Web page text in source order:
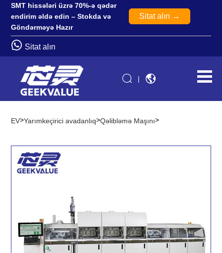
SMT hissələri üzrə 70%-ə qədər
endirim əldə edin – Stokda və
Göndərməyə Hazır
Sitat alın →
Sitat alın
|
EV>Yarımkeçirici avadanlıq>Qəlibləmə Maşını>